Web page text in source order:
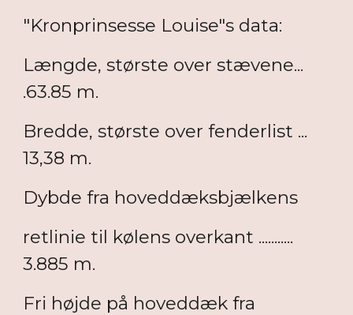
"Kronprinsesse Louise"s data:
Længde, største over stævene...
.63.85 m.
Bredde, største over fenderlist ...
13,38 m.
Dybde fra hoveddæksbjælkens
retlinie til kølens overkant ...........
3.885 m.
Fri højde på hoveddæk fra